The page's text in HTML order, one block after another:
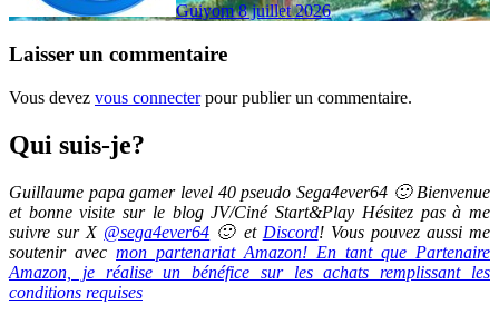
Guiyom8 juillet 2026
Laisser un commentaire
Vous devez vous connecterpour publier un commentaire.
Qui suis-je?
Guillaume papa gamer level 40 pseudo Sega4ever64 🙂 Bienvenue
et bonne visite sur le blog JV/Ciné Start&Play Hésitez pas à me
suivre sur X @sega4ever64 🙂 et Discord! Vous pouvez aussi me
soutenir avec mon partenariat Amazon! En tant que Partenaire
Amazon, je réalise un bénéfice sur les achats remplissant les
conditions requises